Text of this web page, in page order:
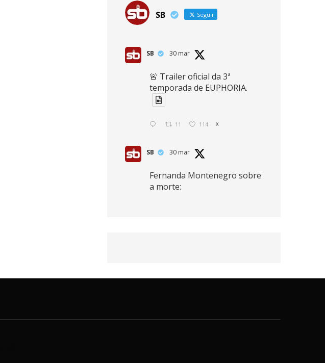
SB Seguir
SB 30 mar
🚨 Trailer oficial da 3ª
temporada de EUPHORIA.
11 114 X
SB 30 mar
Fernanda Montenegro sobre
a morte:
SB 30 mar